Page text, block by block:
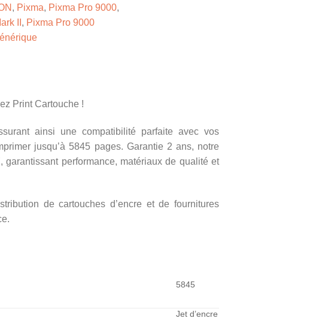
, Pixma, Pixma Pro 9000,
II , Pixma Pro 9000
Print Cartouche !
ainsi une compatibilité parfaite avec vos
jusqu’à 5845 pages. Garantie 2 ans, notre
performance, matériaux de qualité et
de cartouches d’encre et de fournitures
5845
Jet d’encre